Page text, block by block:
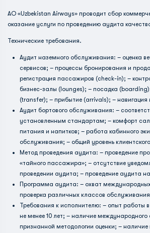
АО «Uzbekistan Airways» проводит сбор
оказание услуги по проведению аудита
Технические требования.
Аудит наземного обслуживания: – оценка
сервисов; – процессы бронирования и
регистрация пассажиров (check-in); –
бизнес-залы (lounges); – посадка
(transfer); – прибытие (arrivals); – навигация
Аудит бортового обслуживания: –
установленным стандартам; – комфорт
питания и напитков; – работа кабинного
обслуживания; – общий уровень
Метод проведения аудита: – проведение
«тайного пассажира»; – отсутствие
проведении аудита; – проведение аудита
Программа аудита: – охват
проверка различных классов
Требования к исполнителю: – опыт работы
не менее 10 лет; – наличие
признанной методологии оценки; –